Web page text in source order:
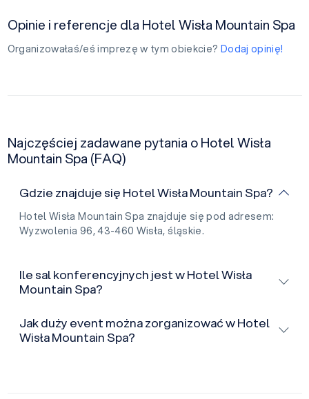
Opinie i referencje dla Hotel Wisła Mountain Spa
Organizowałaś/eś imprezę w tym obiekcie? Dodaj opinię!
Najczęściej zadawane pytania o Hotel Wisła
Mountain Spa (FAQ)
Gdzie znajduje się Hotel Wisła Mountain Spa?
Hotel Wisła Mountain Spa znajduje się pod adresem:
Wyzwolenia 96, 43-460 Wisła, śląskie.
Ile sal konferencyjnych jest w Hotel Wisła
Mountain Spa?
Jak duży event można zorganizować w Hotel
Wisła Mountain Spa?